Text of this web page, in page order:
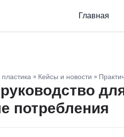
Главная
» Кейсы и новости »
потребления